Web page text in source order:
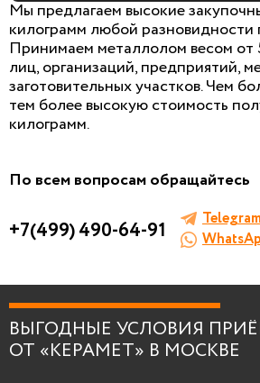
БЕСПЛАТНАЯ
И ОЦЕНКА
данных.
Мы предлагаем высокие
килограмм любой разновидности
Принимаем металлолом весом от
лиц, организаций, предприятий,
заготовительных участков. Чем
тем более высокую стоимость
килограмм.
По всем вопросам обращайтесь
+7(499) 490-64-91
ВЫГОДНЫЕ УСЛОВИЯ
ОТ «КЕРАМЕТ» В МОСКВЕ